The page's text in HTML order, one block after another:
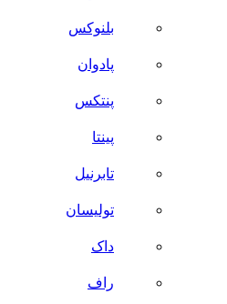
بلنوکس
پادوان
پنتکس
پینتا
تابرنیل
تولیسان
داک
راف